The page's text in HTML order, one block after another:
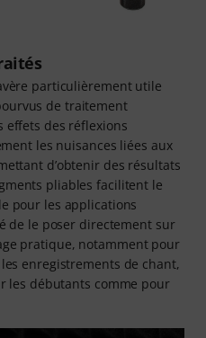
particulièrement utile
de traitement
effets des réflexions
les nuisances liées aux
d’obtenir des résultats
pliables facilitent le
pour les applications
de le poser directement sur
pratique, notamment pour
enregistrements de chant,
les débutants comme pour